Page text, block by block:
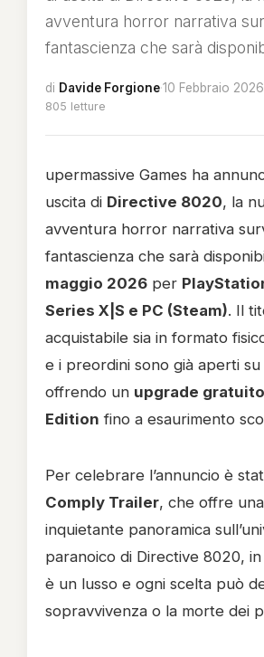
avventura horror narrativa
fantascienza che sarà
di Davide Forgione·10 Febbraio
805 letture
upermassive Games ha
uscita di Directive 8020, la
avventura horror narrativa
fantascienza che sarà
maggio 2026 per
Series X|S e PC (Steam). Il
acquistabile sia in formato
e i preordini sono già aperti su
offrendo un upgrade
Edition fino a esaurimento
Per celebrare l’annuncio è
Comply Trailer, che offre
inquietante panoramica
paranoico di Directive 8020,
è un lusso e ogni scelta può
sopravvivenza o la morte dei